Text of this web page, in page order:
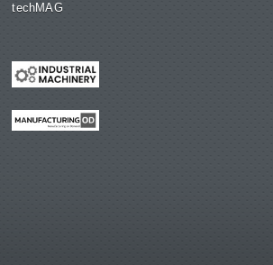
techMAG